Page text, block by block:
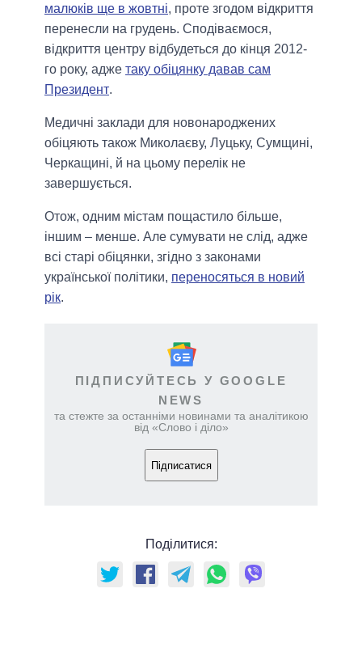
малюків ще в жовтні, проте згодом відкриття
перенесли на грудень. Сподіваємося,
відкриття центру відбудеться до кінця 2012-
го року, адже таку обіцянку давав сам
Президент.
Медичні заклади для новонароджених
обіцяють також Миколаєву, Луцьку, Сумщині,
Черкащині, й на цьому перелік не
завершується.
Отож, одним містам пощастило більше,
іншим – менше. Але сумувати не слід, адже
всі старі обіцянки, згідно з законами
української політики, переносяться в новий
рік.
ПІДПИСУЙТЕСЬ У GOOGLE
NEWS
та стежте за останніми новинами та аналітикою
від «Слово і діло»
Підписатися
Поділитися: